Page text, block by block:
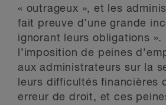
« outrageux », et les
fait preuve d’une grande
ignorant leurs obligations ».
l’imposition de peines
aux administrateurs sur la
leurs difficultés financières
erreur de droit, et ces